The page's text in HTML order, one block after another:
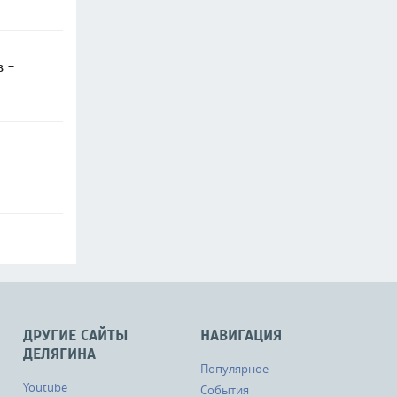
-
НАВИГАЦИЯ
Популярное
События
ДРУГИЕ САЙТЫ
ДЕЛЯГИНА
Youtube